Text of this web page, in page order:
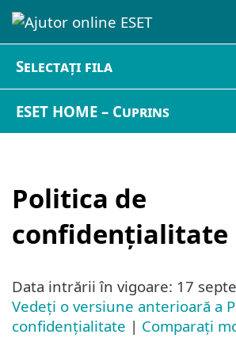
Selectați fila
ESET HOME – Cuprins
Politica de
confidenţialitate
Data intrării în vigoare: 17
Vedeți o versiune anterioară a
confidențialitate | Comparați